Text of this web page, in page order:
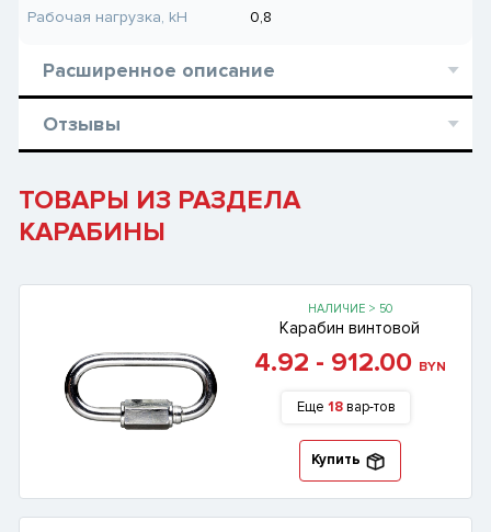
Рабочая нагрузка, kH 0,8
Расширенное описание
Отзывы
ТОВАРЫ ИЗ РАЗДЕЛА
КАРАБИНЫ
НАЛИЧИЕ > 50
Карабин винтовой
4.92 - 912.00 BYN
Еще 18 вар-тов
Купить